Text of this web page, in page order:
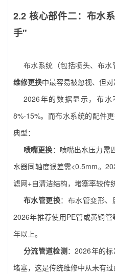
2.2 核心部件二：布
手"
布水系统（包括喷头、布
维修更换中最容易被忽视、但对
2026年的数据显示，布
8%-15%。而布水系统的配件
典型：
喷嘴更换：喷嘴出水压力需
水器同轴度误差需<0.5mm。
滤网+自清洁结构，堵塞率较传
布水管更换：布水管变形、
2026年推荐使用PE管或黄铜
年以上。
分流管道检测：2026年的
堵塞，这是传统维修中从未有过